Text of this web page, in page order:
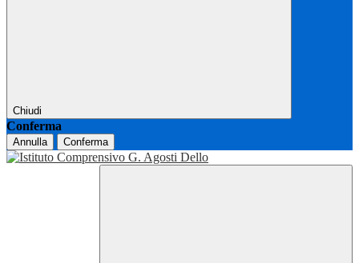
Chiudi
Conferma
Annulla Conferma